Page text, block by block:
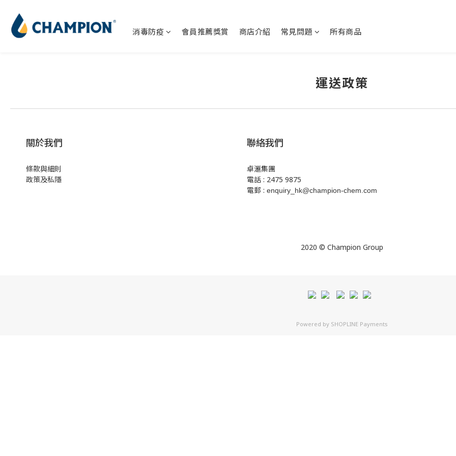
消毒防疫 會員推薦獎賞 商店介紹 常見問題 所有商品
運送政策
關於我們
條款與細則
政策及私隱
聯絡我們
卓滙集團
電話 : 2475 9875
電郵 : enquiry_hk@champion-chem.com
2020 © Champion Group
Powered by SHOPLINE Payments